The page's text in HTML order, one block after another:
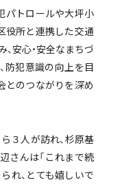
パトロールや大坪小
役所と連携した交通
安心・安全なまちづ
防犯意識の向上を目
とのつながりを深め
３人が訪れ、杉原基
さんは「これまで続
れ、とても嬉しいで